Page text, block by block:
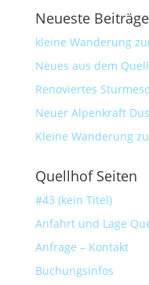
Neueste Beiträge
kleine Wanderung
Neues aus dem
Renoviertes
Neuer Alpenkraft
Kleine Wanderung
Quellhof Seiten
#43 (kein Titel)
Anfahrt und Lage
Anfrage – Kontakt
Buchungsinfos